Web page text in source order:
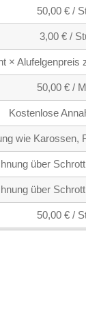
50,00 € /
3,00 € /
× Alufelgenpreis
50,00 € /
Kostenlose
wie Karossen,
über
über
50,00 € /